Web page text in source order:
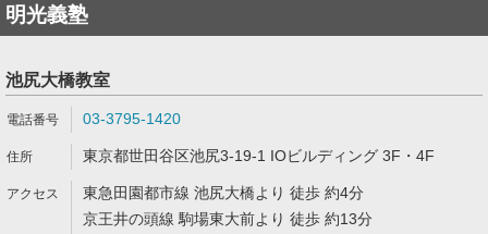
明光義塾
池尻大橋教室
03-3795-1420
東京都世田谷区池尻3-19-1 IOビルディング 3F・4F
東急田園都市線 池尻大橋より 徒歩 約4分
京王井の頭線 駒場東大前より 徒歩 約13分